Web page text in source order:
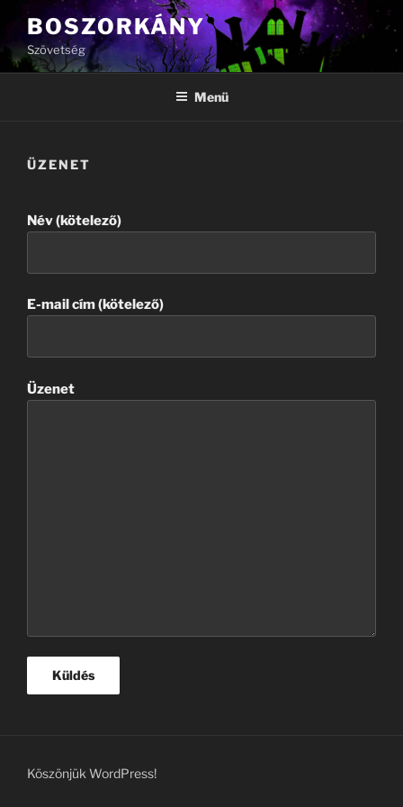
Tartalomhoz
BOSZORKÁNY
Szövetség
Menü
ÜZENET
Név (kötelező)
E-mail cím (kötelező)
Üzenet
Köszönjük WordPress!